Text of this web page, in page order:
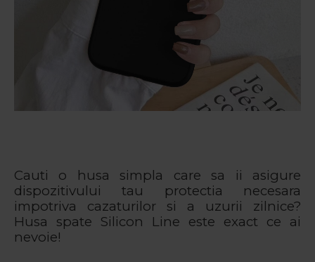
Cauti o husa simpla care sa ii asigure
dispozitivului tau protectia necesara
impotriva cazaturilor si a uzurii zilnice?
Husa spate Silicon Line este exact ce ai
nevoie!